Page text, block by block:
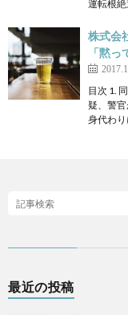
運転根
株式会
「黙っ
目次 1.
疑、警
身代わ
最近の投稿